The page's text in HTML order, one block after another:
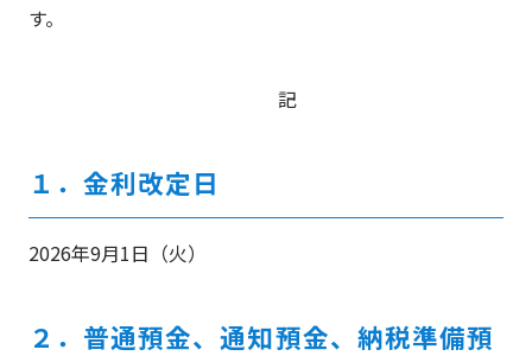
す。
記
１．金利改定日
2026年9月1日（火）
２．普通預金、通知預金、納税準備預